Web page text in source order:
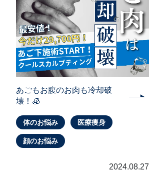
あごもお腹のお肉も冷却破
壊！🧊
体のお悩み 医療痩身
顔のお悩み
2024.08.27